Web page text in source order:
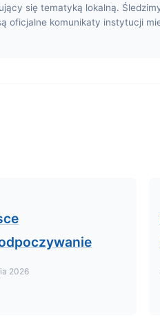
się tematyką lokalną.
oficjalne komunikaty instytucji
2026